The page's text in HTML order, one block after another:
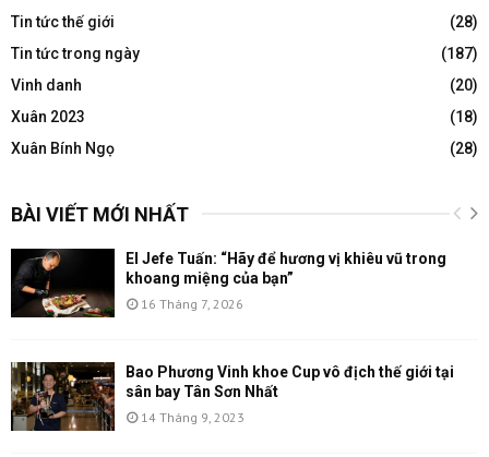
Tin tức thế giới
(28)
Tin tức trong ngày
(187)
Vinh danh
(20)
Xuân 2023
(18)
Xuân Bính Ngọ
(28)
BÀI VIẾT MỚI NHẤT
El Jefe Tuấn: “Hãy để hương vị khiêu vũ trong
khoang miệng của bạn”
16 Tháng 7, 2026
Bao Phương Vinh khoe Cup vô địch thế giới tại
sân bay Tân Sơn Nhất
14 Tháng 9, 2023